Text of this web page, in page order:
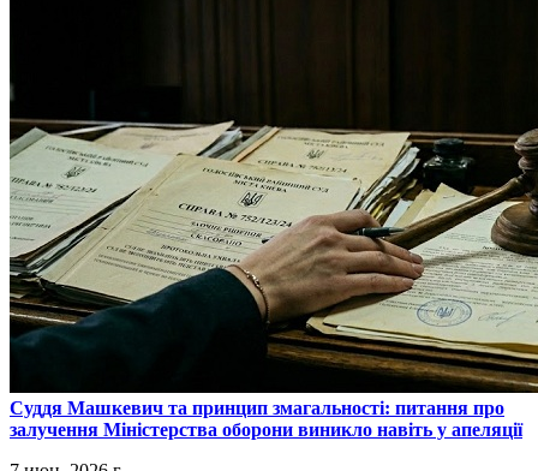
​Суддя Машкевич та принцип змагальності: питання про
залучення Міністерства оборони виникло навіть у апеляції